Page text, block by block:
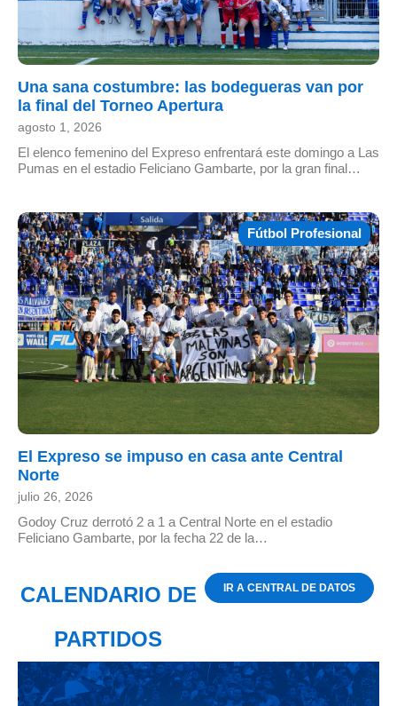
Una sana costumbre: las bodegueras van por
la final del Torneo Apertura
agosto 1, 2026
El elenco femenino del Expreso enfrentará este domingo a Las
Pumas en el estadio Feliciano Gambarte, por la gran final…
Fútbol Profesional
El Expreso se impuso en casa ante Central
Norte
julio 26, 2026
Godoy Cruz derrotó 2 a 1 a Central Norte en el estadio
Feliciano Gambarte, por la fecha 22 de la…
CALENDARIO DE
PARTIDOS
IR A CENTRAL DE DATOS